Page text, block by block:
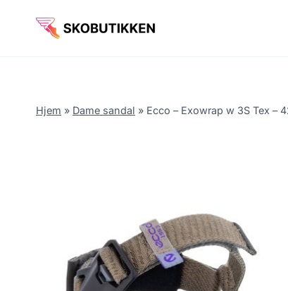
Hjem » Dame sandal » Ecco – Exowrap w 3S Tex –